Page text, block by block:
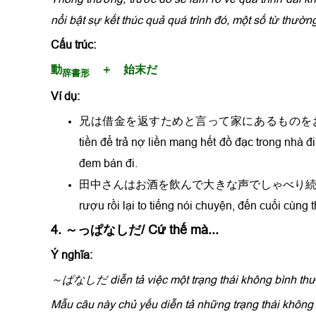
nổi bật sự kết thúc quả quá trình đó, một số từ
Cấu trúc:
動辞書形 ＋ 始末だ
Ví dụ:
兄は借金を返すためと言って家にあるもの
tiền để trả nợ liền mang hết đồ đạc trong nhà
đem bán đi.
田中さんはお酒を飲んで大きな声でしゃべり
rượu rồi lại to tiếng nói chuyện, đến cuối cùng
4. ～っぱなしだ/ Cứ thế mà...
Ý nghĩa:
～ぱなしだ diễn tả việc một trạng thái không bình
Mẫu câu này chủ yếu diễn tả những trạng thái